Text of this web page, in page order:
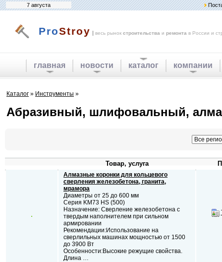
7 августа
ProStroy | весь рынок строительства и ремонта в России и
главная новости каталог компании
Каталог » Инструменты »
Абразивный, шлифовальный,
Товар, услуга
Алмазные коронки для кольцевого
сверления железобетона, гранита,
мрамора
Диаметры от 25 до 600 мм
Серия KM73 HS (500)
Назначение: Сверление железобетона с
твердым наполнителем при сильном
армировании
Рекомендации:Использование на
сверлильных машинах мощностью от 1500
до 3900 Вт
Особенности:Высокие режущие свойства.
Длина …